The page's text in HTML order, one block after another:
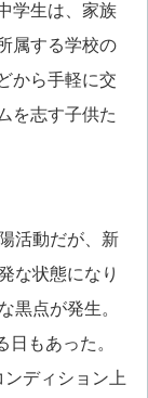
学生は、家族
属する学校の
から手軽に交
を志す子供た
活動だが、新
な状態になり
黒点が発生。
もあった。
ディション上